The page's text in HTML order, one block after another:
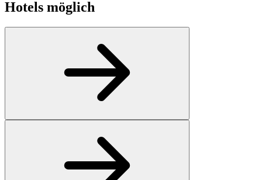
Hotels möglich